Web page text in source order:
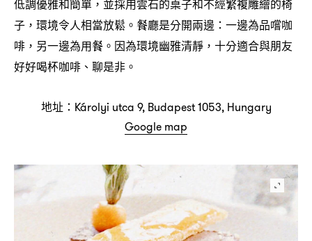
，
子 ， 環境令人相當放鬆。餐廳是分開兩邊 ： 一邊為品嚐咖
啡 ， 另一邊為用餐。因為環境幽雅清靜 ， 十分適合與朋友
好好喝杯咖啡、聊是非。
地址：Károlyi utca 9, Budapest 1053, Hungary
Google map